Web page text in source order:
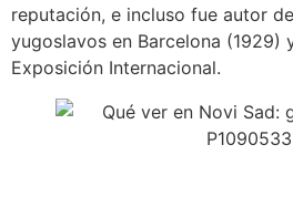
reputación, e incluso fue autor
yugoslavos en Barcelona (1929)
Exposición Internacional.